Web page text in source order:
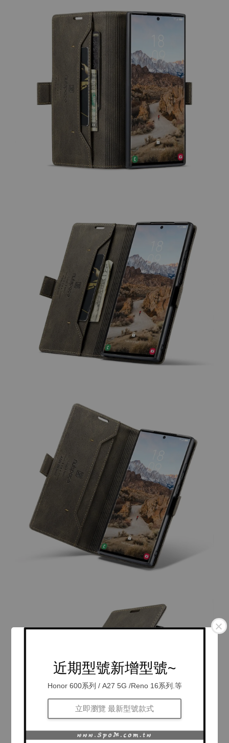
近期型號新增型號~
Honor 600系列 / A27 5G /Reno 16系列.等
立即瀏覽 最新型號款式